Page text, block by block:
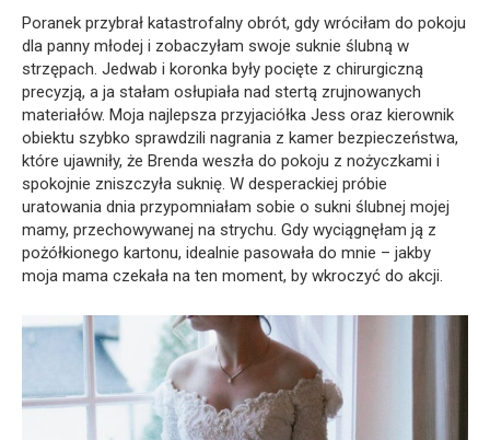
Poranek przybrał katastrofalny obrót, gdy wróciłam do pokoju
dla panny młodej i zobaczyłam swoje suknie ślubną w
strzępach. Jedwab i koronka były pocięte z chirurgiczną
precyzją, a ja stałam osłupiała nad stertą zrujnowanych
materiałów. Moja najlepsza przyjaciółka Jess oraz kierownik
obiektu szybko sprawdzili nagrania z kamer bezpieczeństwa,
które ujawniły, że Brenda weszła do pokoju z nożyczkami i
spokojnie zniszczyła suknię. W desperackiej próbie
uratowania dnia przypomniałam sobie o sukni ślubnej mojej
mamy, przechowywanej na strychu. Gdy wyciągnęłam ją z
pożółkionego kartonu, idealnie pasowała do mnie – jakby
moja mama czekała na ten moment, by wkroczyć do akcji.